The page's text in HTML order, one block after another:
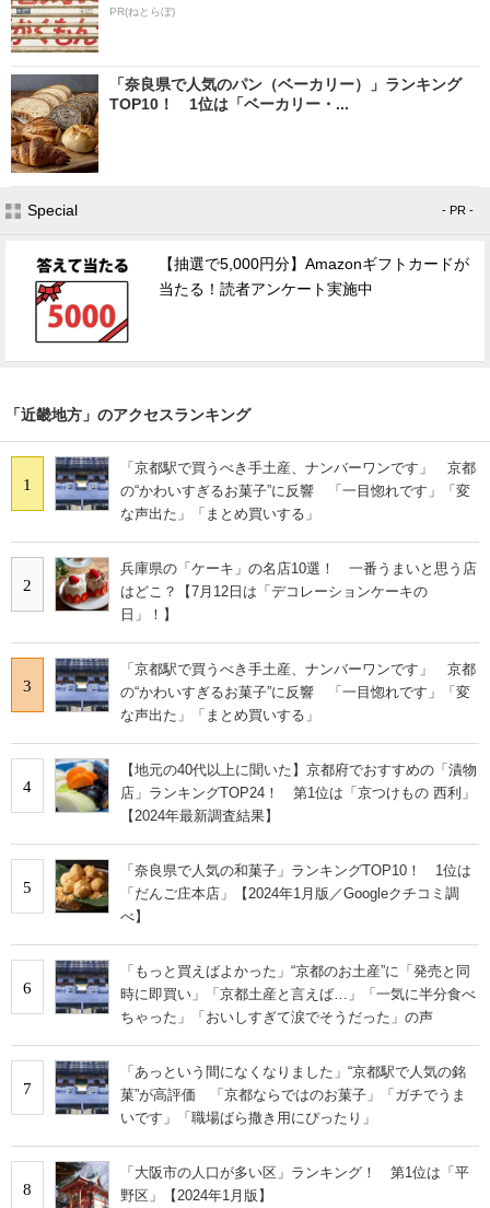
PR(ねとらぼ)
「奈良県で人気のパン（ベーカリー）」ランキング
TOP10！ 1位は「ベーカリー・...
Special - PR -
【抽選で5,000円分】Amazonギフトカードが
当たる！読者アンケート実施中
「近畿地方」のアクセスランキング
1
「京都駅で買うべき手土産、ナンバーワンです」 京都
の“かわいすぎるお菓子”に反響 「一目惚れです」「変
な声出た」「まとめ買いする」
2
兵庫県の「ケーキ」の名店10選！ 一番うまいと思う店
はどこ？【7月12日は「デコレーションケーキの
日」！】
3
「京都駅で買うべき手土産、ナンバーワンです」 京都
の“かわいすぎるお菓子”に反響 「一目惚れです」「変
な声出た」「まとめ買いする」
4
【地元の40代以上に聞いた】京都府でおすすめの「漬物
店」ランキングTOP24！ 第1位は「京つけもの 西利」
【2024年最新調査結果】
5
「奈良県で人気の和菓子」ランキングTOP10！ 1位は
「だんご庄本店」【2024年1月版／Googleクチコミ調
べ】
6
「もっと買えばよかった」“京都のお土産”に「発売と同
時に即買い」「京都土産と言えば…」「一気に半分食べ
ちゃった」「おいしすぎて涙でそうだった」の声
7
「あっという間になくなりました」“京都駅で人気の銘
菓”が高評価 「京都ならではのお菓子」「ガチでうま
いです」「職場ばら撒き用にぴったり」
8
「大阪市の人口が多い区」ランキング！ 第1位は「平
野区」【2024年1月版】